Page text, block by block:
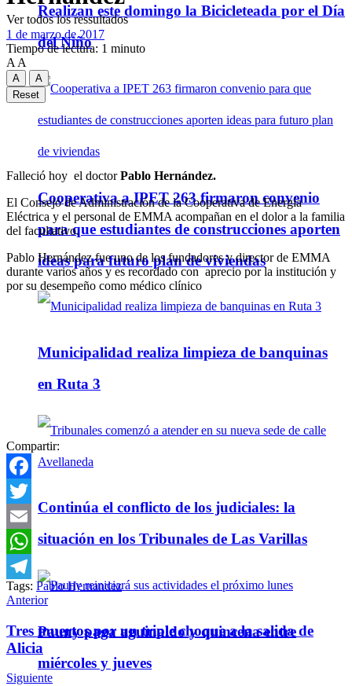
Realizan este domingo la Bicicleteada por el Día
del Niño
Cooperativa a IPET 263 firmaron convenio
para que estudiantes de construcciones aporten
ideas para futuro plan de viviendas
Municipalidad realiza limpieza de banquinas
en Ruta 3
Continúa el conflicto de los judiciales: la
situación en los Tribunales de Las Varillas
Pauny paga aguinaldo y quincena entre
miércoles y jueves
Ver todos los ressultados
1 de marzo de 2017
Tiempo de lectura: 1 minuto
A A
A
A
Reset
Falleció hoy el doctorPablo Hernández.
El Consejo de Administración de la Cooperativa de Energía
Eléctrica y el personal de EMMA acompañan en el dolor a la familia
del facultativo.
Pablo Hernández fue uno de los fundadores y director de EMMA
durante varios años y es recordado con aprecio por la institución y
por su desempeño como médico clínico
Compartir:
Facebook
Twitter
Email
WhatsApp
Telegram
Tags: Pablo Hernandez
Anterior
Tres muertos por un triple choque a la salida de
Alicia
Siguiente